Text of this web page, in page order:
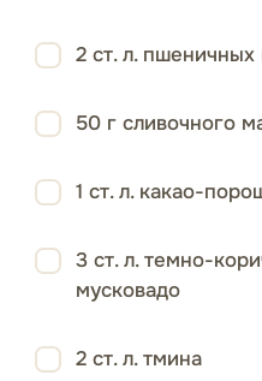
2 ст. л.
50 г сливочного
1 ст. л. какао-
3 ст. л. темно-
мусковадо
2 ст. л. тмина